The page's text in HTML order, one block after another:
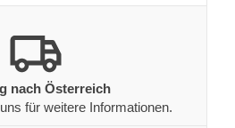
nach Österreich
für weitere Informationen.